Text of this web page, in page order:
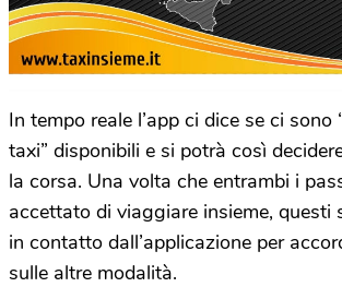
In tempo reale l’app ci dice se ci sono
taxi” disponibili e si potrà così
la corsa. Una volta che entrambi i
accettato di viaggiare insieme, questi
in contatto dall’applicazione per
sulle altre modalità.